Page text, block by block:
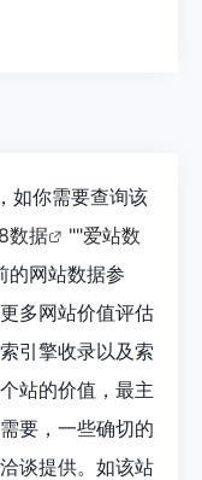
如你需要查询该
数据 ""爱站数
的网站数据参
多网站价值评估
引擎收录以及索
站的价值，最主
要，一些确切的
谈提供。如该站